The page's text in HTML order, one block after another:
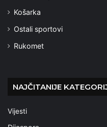
Košarka
Ostali sportovi
Rukomet
NAJČITANIJE
Vijesti